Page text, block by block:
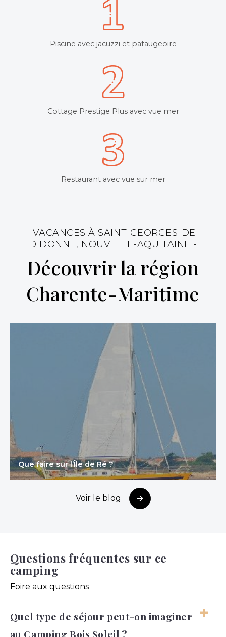
Piscine avec jacuzzi et pataugeoire
Cottage Prestige Plus avec vue mer
Restaurant avec vue sur mer
- VACANCES À SAINT-GEORGES-DE-
DIDONNE, NOUVELLE-AQUITAINE -
Découvrir la région
Charente-Maritime
Que faire sur l’Île de Ré ?
Voir le blog
Questions fréquentes sur ce
camping
Foire aux questions
Quel type de séjour peut-on imaginer
au Camping Bois Soleil ?